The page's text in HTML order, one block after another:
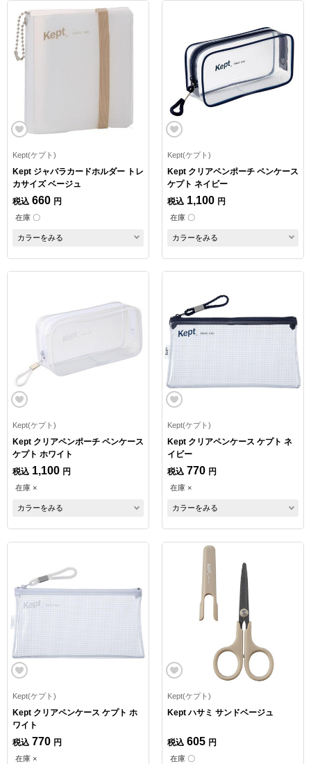
Kept(ケプト)
Kept ジャバラカードホルダー トレ
カサイズ ベージュ
税込 660 円
在庫 〇
カラーをみる
Kept(ケプト)
Kept クリアペンポーチ ペンケース
ケプト ネイビー
税込 1,100 円
在庫 〇
カラーをみる
Kept(ケプト)
Kept クリアペンポーチ ペンケース
ケプト ホワイト
税込 1,100 円
在庫 ×
カラーをみる
Kept(ケプト)
Kept クリアペンケース ケプト ネ
イビー
税込 770 円
在庫 ×
カラーをみる
Kept(ケプト)
Kept クリアペンケース ケプト ホ
ワイト
税込 770 円
在庫 ×
Kept(ケプト)
Kept ハサミ サンドベージュ
税込 605 円
在庫 〇